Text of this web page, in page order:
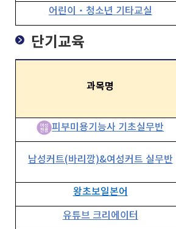
어린이‧청소년 기타교실
단기교육
과목명
피부미용기능사 기초실무반
남성커트(바리깡)&여성커트 실무반
왕초보일본어
유튜브 크리에이터